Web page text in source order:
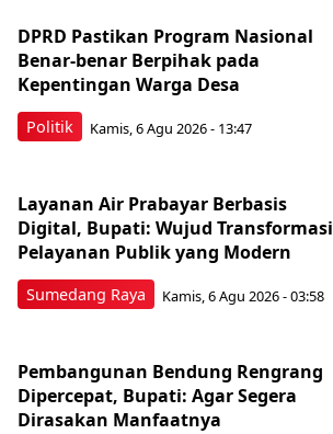
Politik
DPRD Pastikan Program Nasional
Benar-benar Berpihak pada
Kepentingan Warga Desa
Kamis, 6 Agu 2026 - 13:47
Sumedang Raya
Layanan Air Prabayar Berbasis
Digital, Bupati: Wujud Transformasi
Pelayanan Publik yang Modern
Kamis, 6 Agu 2026 - 03:58
Pembangunan Bendung Rengrang
Dipercepat, Bupati: Agar Segera
Dirasakan Manfaatnya